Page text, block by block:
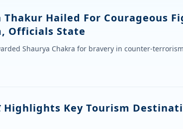
Thakur Hailed For Courageous
Officials State
Shaurya Chakra for bravery in counter-
Highlights Key Tourism